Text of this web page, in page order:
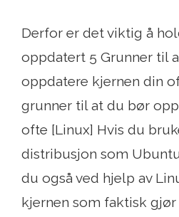
Derfor er det viktig å
oppdatert 5 Grunner til
oppdatere kjernen din
grunner til at du bør
ofte [Linux] Hvis du
distribusjon som
du også ved hjelp av
kjernen som faktisk